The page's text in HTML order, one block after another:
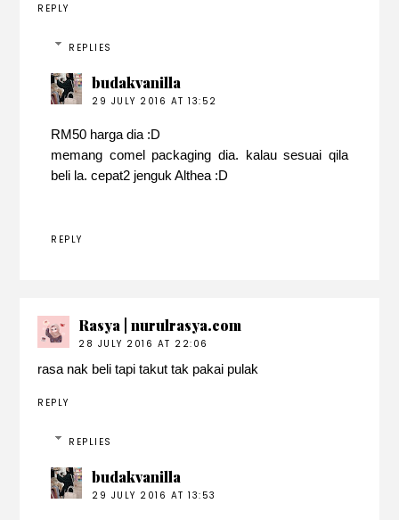
REPLY
REPLIES
budakvanilla
29 JULY 2016 AT 13:52
RM50 harga dia :D
memang comel packaging dia. kalau sesuai qila
beli la. cepat2 jenguk Althea :D
REPLY
Rasya | nurulrasya.com
28 JULY 2016 AT 22:06
rasa nak beli tapi takut tak pakai pulak
REPLY
REPLIES
budakvanilla
29 JULY 2016 AT 13:53